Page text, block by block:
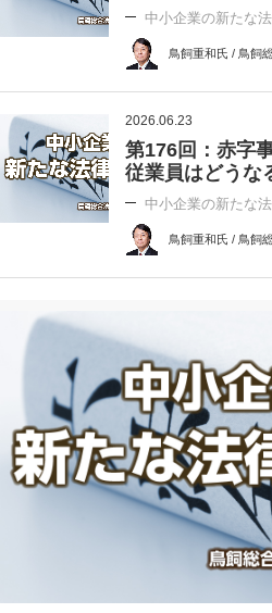
中小企業の新たな
鳥飼重和氏 / 鳥飼
2026.06.23
第176回：赤字
従業員はどうな
中小企業の新たな
鳥飼重和氏 / 鳥飼